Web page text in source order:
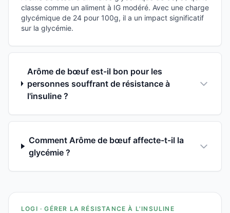
classe comme un aliment à IG modéré. Avec une charge
glycémique de 24 pour 100g, il a un impact significatif
sur la glycémie.
Arôme de bœuf est-il bon pour les
personnes souffrant de résistance à
l'insuline ?
Comment Arôme de bœuf affecte-t-il la
glycémie ?
LOGI · GÉRER LA RÉSISTANCE À L'INSULINE